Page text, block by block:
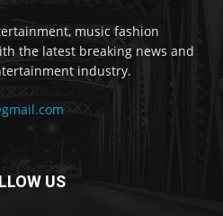
music fashion
the latest breaking news and
industry.
US